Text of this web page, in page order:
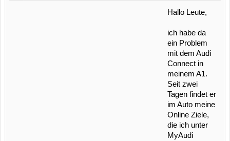
Hallo Leute,
ich habe da
ein Problem
mit dem Audi
Connect in
meinem A1.
Seit zwei
Tagen findet er
im Auto meine
Online Ziele,
die ich unter
MyAudi